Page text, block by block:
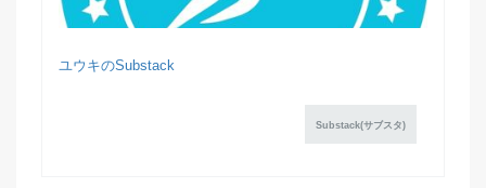
ユウキのSubstack
Substack(サブスタ)